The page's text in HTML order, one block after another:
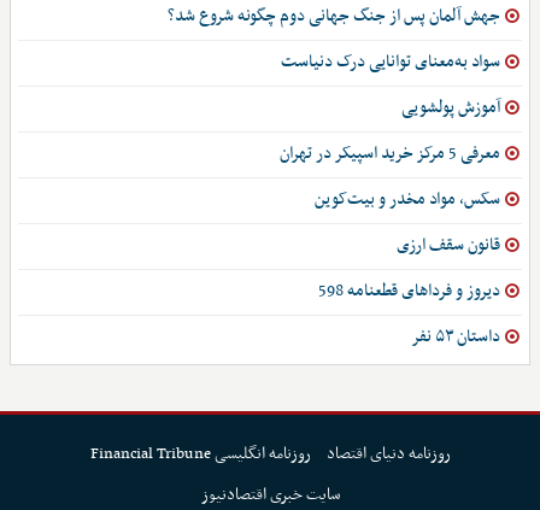
جهش آلمان پس از جنگ جهانی دوم چگونه شروع شد؟
سواد به‌معنای توانایی درک دنیاست
آموزش پولشویی
معرفی 5 مرکز خرید اسپیکر در تهران
سکس، مواد مخدر و بیت‌کوین
قانون سقف ارزی
دیروز و فرداهای قطعنامه 598
داستان ۵۳ نفر
روزنامه دنیای اقتصاد
روزنامه انگلیسی Financial Tribune
سایت خبری اقتصادنیوز